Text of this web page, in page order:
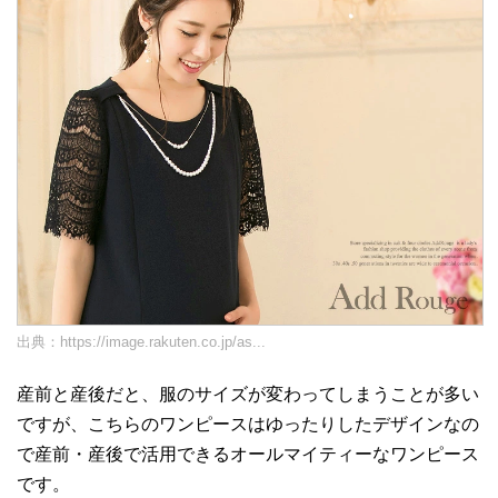
出典： https://image.rakuten.co.jp/as...
産前と産後だと、服のサイズが変わってしまうことが多い
ですが、こちらのワンピースはゆったりしたデザインなの
で産前・産後で活用できるオールマイティーなワンピース
です。